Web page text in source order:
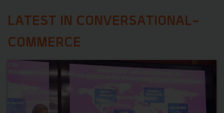
LATEST IN CONVERSATIONAL-
COMMERCE